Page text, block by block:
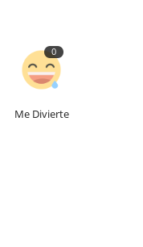
0
Me Divierte